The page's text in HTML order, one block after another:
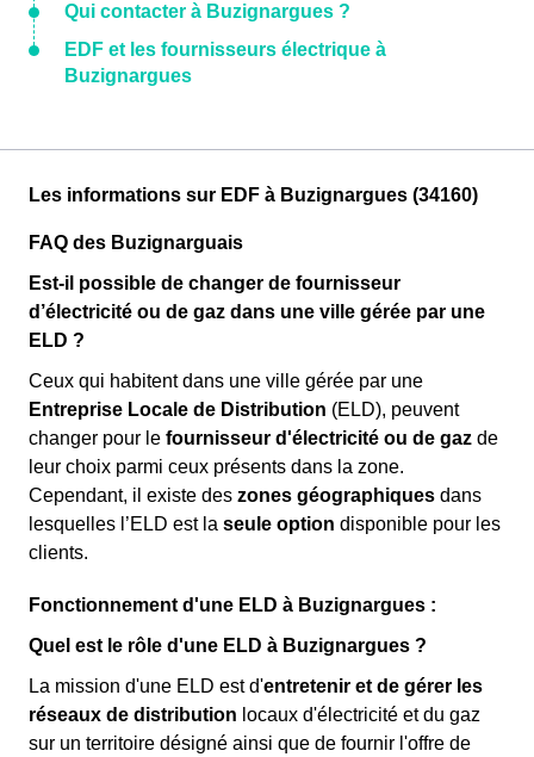
Qui contacter à Buzignargues ?
EDF et les fournisseurs électrique à
Buzignargues
Les informations sur EDF à Buzignargues (34160)
FAQ des Buzignarguais
Est-il possible de changer de fournisseur
d’électricité ou de gaz dans une ville gérée par une
ELD ?
Ceux qui habitent dans une ville gérée par une
Entreprise Locale de Distribution (ELD), peuvent
changer pour le fournisseur d'électricité ou de gaz de
leur choix parmi ceux présents dans la zone.
Cependant, il existe des zones géographiques dans
lesquelles l’ELD est la seule option disponible pour les
clients.
Fonctionnement d'une ELD à Buzignargues :
Quel est le rôle d'une ELD à Buzignargues ?
La mission d'une ELD est d'entretenir et de gérer les
réseaux de distribution locaux d'électricité et du gaz
sur un territoire désigné ainsi que de fournir l'offre de